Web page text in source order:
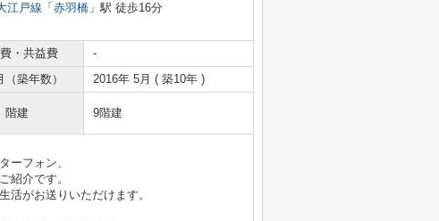
江戸線 「 赤羽橋 」駅 徒歩16分
・共益費
-
（築年数） 2016年 5月 ( 築10年 )
階建 9階建
ーフォン、
紹介です。
活がお送りいただけます。